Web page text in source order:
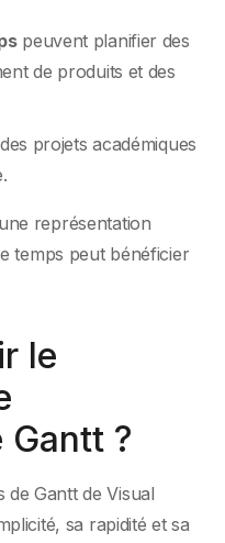
peuvent planifier des
de produits et des
projets académiques
représentation
temps peut bénéficier
le
Gantt ?
Gantt de Visual
sa rapidité et sa